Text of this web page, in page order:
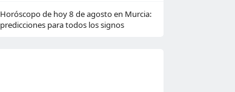
Horóscopo de hoy 8 de agosto en Murcia:
predicciones para todos los signos